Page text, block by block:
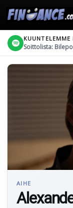
KUUNTELEMME
Soittolista:
AIHE